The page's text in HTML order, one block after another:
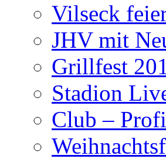
Vilseck
JHV mit
Grillfest
Stadion
Club –